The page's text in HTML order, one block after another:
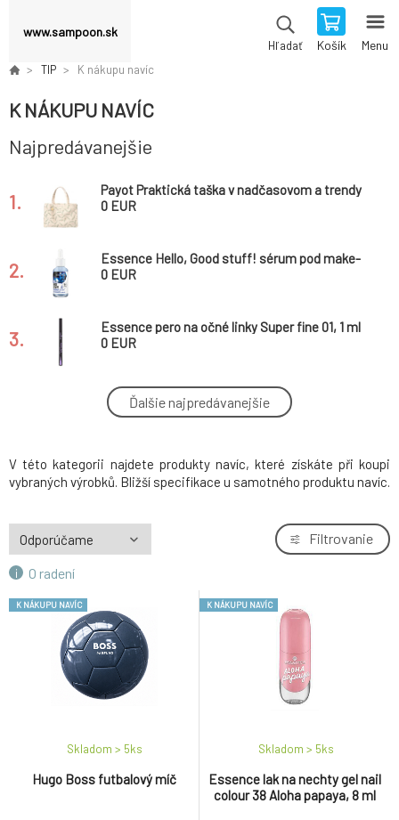
www.sampoon.sk
Hľadať Košík Menu
TIP K nákupu navíc
K NÁKUPU NAVÍC
Najpredávanejšie
1.
Payot Praktická taška v nadčasovom a trendy
dizajne 55 x 35 cm
0 EUR
2.
Essence Hello, Good stuff! sérum pod make-
up, 30 ml
0 EUR
3.
Essence pero na očné linky Super fine 01, 1 ml
0 EUR
Essence lak na nechty gel nail colour 38 Aloha
papaya, 8 ml
0 EUR
5.
Hugo Boss futbalový míč
0 EUR
Ďalšie najpredávanejšie
V této kategorii najdete produkty navíc, které získáte při koupi
vybraných výrobků. Bližší specifikace u samotného produktu navíc.
O radení
Filtrovanie
K NÁKUPU NAVÍC
Hugo Boss futbalový míč
Skladom > 5ks
K NÁKUPU NAVÍC
Essence lak na nechty gel nail
colour 38 Aloha papaya, 8 ml
Skladom > 5ks